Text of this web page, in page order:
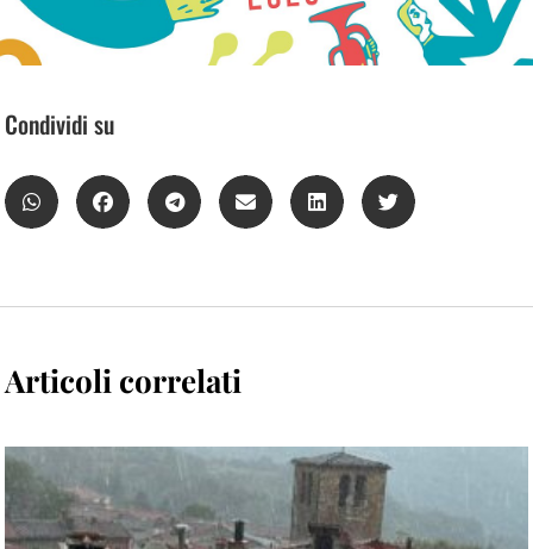
Condividi su
Articoli correlati